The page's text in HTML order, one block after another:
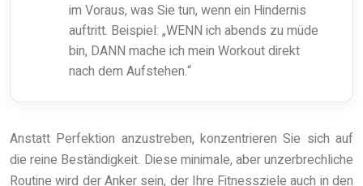
im Voraus, was Sie tun, wenn ein Hindernis
auftritt. Beispiel: „WENN ich abends zu müde
bin, DANN mache ich mein Workout direkt
nach dem Aufstehen.“
Anstatt Perfektion anzustreben, konzentrieren Sie sich auf
die reine Beständigkeit. Diese minimale, aber unzerbrechliche
Routine wird der Anker sein, der Ihre Fitnessziele auch in den